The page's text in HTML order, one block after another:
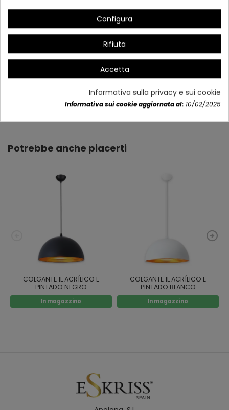
# Schermo altezza: 30 cm
Dettagli del prodotto
Potrebbe anche piacerti
COLGANTE 1L ACRÍLICO E
PINTADO NEGRO
In magazzino
COLGANTE 1L ACRÍLICO E
PINTADO BLANCO
In magazzino
Configura
Rifiuta
Accetta
Informativa sulla privacy e sui cookie
Informativa sui cookie aggiornata al: 10/02/2025